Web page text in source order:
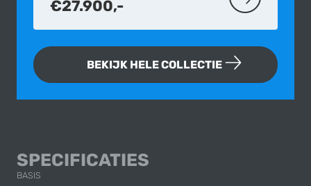
€27.900,- MEER OVER
BEKIJK HELE COLLECTIE
SPECIFICATIES
BASIS